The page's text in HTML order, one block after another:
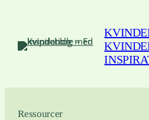
indhold
Ressourcer